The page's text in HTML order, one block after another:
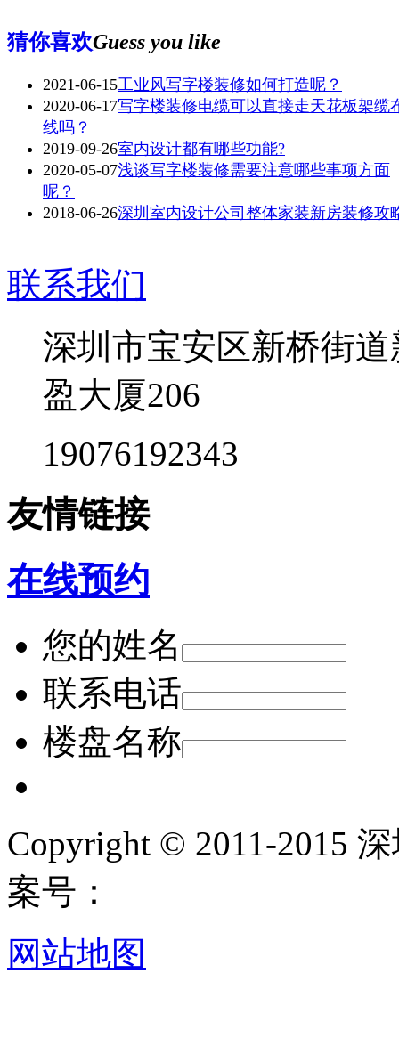
猜你喜欢Guess you like
2021-06-15工业风写字楼装修如何打造呢？
2020-06-17写字楼装修电缆可以直接走天花板架缆
线吗？
2019-09-26室内设计都有哪些功能?
2020-05-07浅谈写字楼装修需要注意哪些事项方面
呢？
2018-06-26深圳室内设计公司整体家装新房装修攻
联系我们
深圳市宝安区新桥街
盈大厦206
19076192343
友情链接
在线预约
您的姓名
联系电话
楼盘名称
Copyright © 2011-2015
案号：
网站地图